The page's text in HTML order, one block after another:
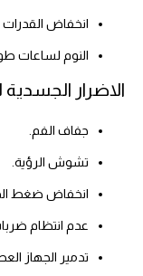
انخفاض القدرات
النوم لساعات
الاضرار
جفاف الفم.
تشوش الرؤية.
انخفاض ضغط
عدم انتظام
تدمير الجهاز